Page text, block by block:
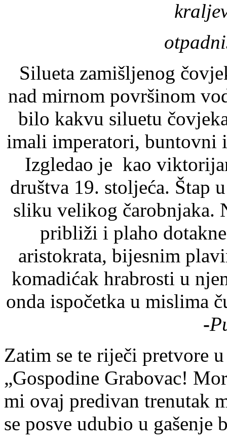
Silueta zamišljenog
nad mirnom površinom
bilo kakvu siluetu
imali imperatori,
Izgledao je kao
društva 19. stoljeća. Štap
sliku velikog čarobnjaka.
približi i plaho
aristokrata, bijesnim
komadićak hrabrosti u
onda ispočetka u
-
Zatim se te riječi pretvore
„Gospodine Grabovac!
mi ovaj predivan trenutak
se posve udubio u gašenje